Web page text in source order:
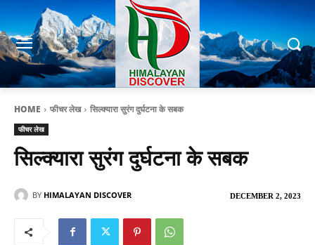
HOME फीचर लेख सिल्क्यारा सुरंग दुर्घटना के सबक
फीचर लेख
सिल्क्यारा सुरंग दुर्घटना के सबक
DECEMBER 2, 2023
BY HIMALAYAN DISCOVER